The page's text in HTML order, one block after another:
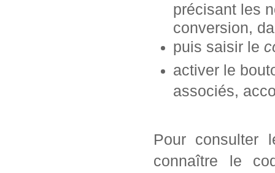
précisant les
conversion,
puis saisir le
activer le
associés,
Pour consulter
connaître le